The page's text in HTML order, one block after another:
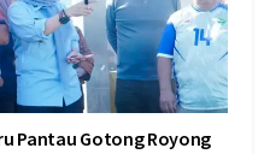
Pantau Gotong Royong